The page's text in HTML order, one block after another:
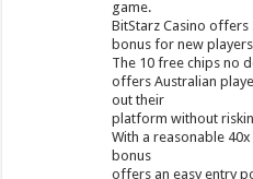
game.
BitStarz Casino
bonus for new
The 10 free chips no
offers Australian
out their
platform without
With a reasonable
bonus
offers an easy entry